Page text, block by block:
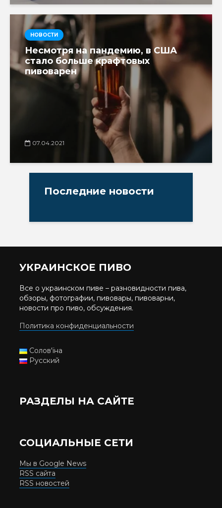
НОВОСТИ
Несмотря на пандемию, в США
стало больше крафтовых
пивоварен
07.04.2021
Последние новости
УКРАИНСКОЕ ПИВО
Все о украинском пиве – разновидности пива,
обзоры, фотографии, пивовары, пивоварни,
новости про пиво, обсуждения.
Политика конфиденциальности
Солов'їна
Русский
РАЗДЕЛЫ НА САЙТЕ
СОЦИАЛЬНЫЕ СЕТИ
Мы в Google News
RSS сайта
RSS новостей